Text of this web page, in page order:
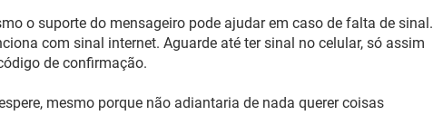
o suporte do mensageiro pode ajudar em caso de falta de sinal.
com sinal internet. Aguarde até ter sinal no celular, só assim
de confirmação.
mesmo porque não adiantaria de nada querer coisas